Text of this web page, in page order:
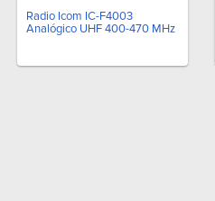
Radio Icom IC-F4003
Analógico UHF 400-470 MHz